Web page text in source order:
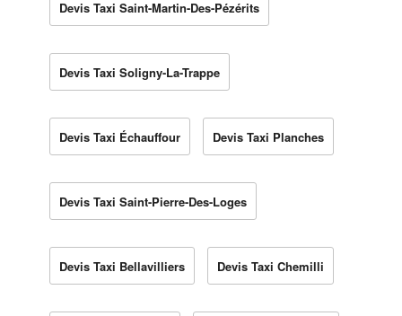
Devis Taxi Saint-Martin-Des-Pézérits
Devis Taxi Soligny-La-Trappe
Devis Taxi Échauffour Devis Taxi Planches
Devis Taxi Saint-Pierre-Des-Loges
Devis Taxi Bellavilliers Devis Taxi Chemilli